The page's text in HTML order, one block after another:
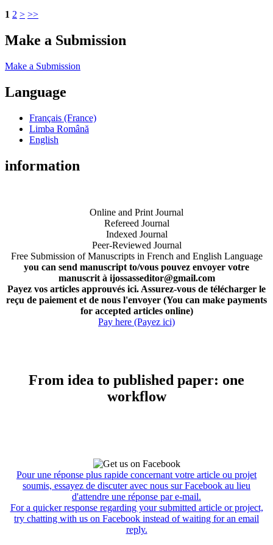
1 2 > >>
Make a Submission
Make a Submission
Language
Français (France)
Limba Română
English
information
Online and Print Journal
Refereed Journal
Indexed Journal
Peer-Reviewed Journal
Free Submission of Manuscripts in French and English Language
you can send manuscript to/vous pouvez envoyer votre
manuscrit à ijossasseditor@gmail.com
Payez vos articles approuvés ici. Assurez-vous de télécharger le
reçu de paiement et de nous l'envoyer (You can make payments
for accepted articles online)
Pay here (Payez ici)
From idea to published paper: one
workflow
Pour une réponse plus rapide concernant votre article ou projet
soumis, essayez de discuter avec nous sur Facebook au lieu
d'attendre une réponse par e-mail.
For a quicker response regarding your submitted article or project,
try chatting with us on Facebook instead of waiting for an email
reply.